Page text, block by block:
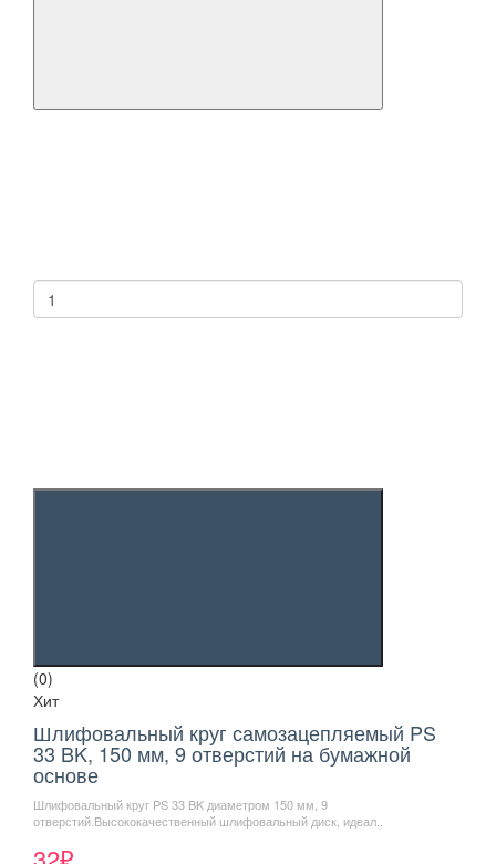
(0)
Хит
Шлифовальный круг самозацепляемый PS
33 BK, 150 мм, 9 отверстий на бумажной
основе
Шлифовальный круг PS 33 BK диаметром 150 мм, 9
отверстий.Высококачественный шлифовальный диск, идеал..